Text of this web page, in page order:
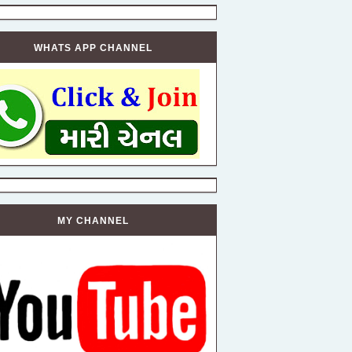
WHATS APP CHANNEL
MY CHANNEL